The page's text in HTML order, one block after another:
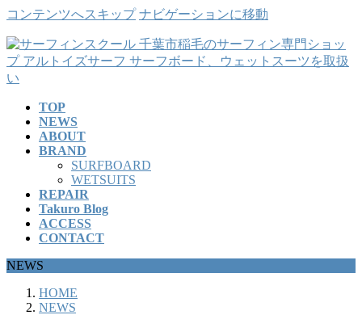
コンテンツへスキップ ナビゲーションに移動
TOP
NEWS
ABOUT
BRAND
SURFBOARD
WETSUITS
REPAIR
Takuro Blog
ACCESS
CONTACT
NEWS
HOME
NEWS